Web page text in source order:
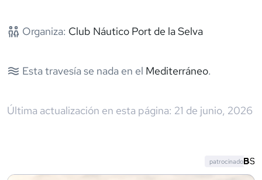
Organiza: Club Náutico Port de la Selva
Esta travesía se nada en el Mediterráneo.
Última actualización en esta página: 21 de junio, 2026
patrocinado